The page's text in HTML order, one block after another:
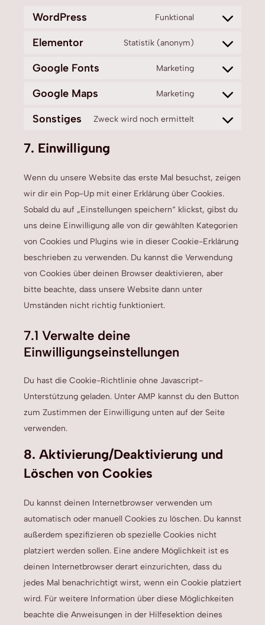
WordPress Funktional
Elementor Statistik (anonym)
Google Fonts Marketing
Google Maps Marketing
Sonstiges Zweck wird noch ermittelt
7. Einwilligung
Wenn du unsere Website das erste Mal besuchst, zeigen
wir dir ein Pop-Up mit einer Erklärung über Cookies.
Sobald du auf „Einstellungen speichern“ klickst, gibst du
uns deine Einwilligung alle von dir gewählten Kategorien
von Cookies und Plugins wie in dieser Cookie-Erklärung
beschrieben zu verwenden. Du kannst die Verwendung
von Cookies über deinen Browser deaktivieren, aber
bitte beachte, dass unsere Website dann unter
Umständen nicht richtig funktioniert.
7.1 Verwalte deine
Einwilligungseinstellungen
Du hast die Cookie-Richtlinie ohne Javascript-
Unterstützung geladen. Unter AMP kannst du den Button
zum Zustimmen der Einwilligung unten auf der Seite
verwenden.
8. Aktivierung/Deaktivierung und
Löschen von Cookies
Du kannst deinen Internetbrowser verwenden um
automatisch oder manuell Cookies zu löschen. Du kannst
außerdem spezifizieren ob spezielle Cookies nicht
platziert werden sollen. Eine andere Möglichkeit ist es
deinen Internetbrowser derart einzurichten, dass du
jedes Mal benachrichtigt wirst, wenn ein Cookie platziert
wird. Für weitere Information über diese Möglichkeiten
beachte die Anweisungen in der Hilfesektion deines